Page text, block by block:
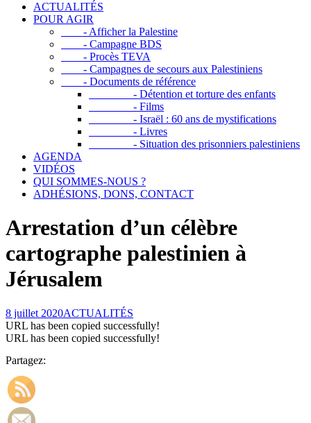
ACTUALITÉS
POUR AGIR
- Afficher la Palestine
- Campagne BDS
- Procès TEVA
- Campagnes de secours aux Palestiniens
- Documents de référence
- Détention et torture des enfants
- Films
- Israël : 60 ans de mystifications
- Livres
- Situation des prisonniers palestiniens
AGENDA
VIDÉOS
QUI SOMMES-NOUS ?
ADHÉSIONS, DONS, CONTACT
Arrestation d’un célèbre
cartographe palestinien à
Jérusalem
8 juillet 2020ACTUALITÉS
URL has been copied successfully!
URL has been copied successfully!
Partagez: